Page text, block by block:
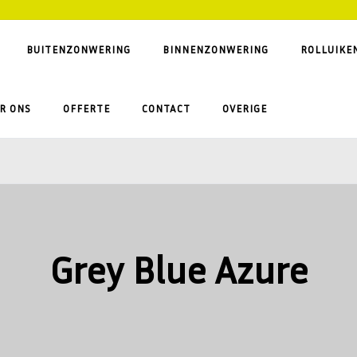
BUITENZONWERING BINNENZONWERING
ONS OFFERTE CONTACT OVERIGE
Grey Blue Azure